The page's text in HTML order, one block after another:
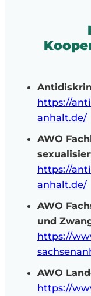
https://
anhalt.de/
AWO
https://
anhalt.de/
AWO
und
https://
AWO
https://